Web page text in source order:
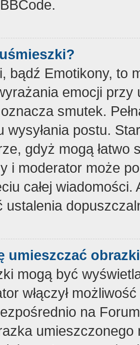
bądź Emotikony, to
emocji
smutek.
wysyłania postu.
gdyż mogą
i moderator może
całej
ustalenia
umieszczać
mogą być
włączył
na